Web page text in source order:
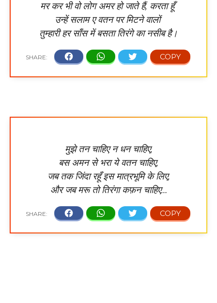
मर कर भी वो लोग अमर हो जाते हैं, करता हूँ
उन्हें सलाम ए वतन पर मिटने वालों
तुम्हारी हर साँस में बसता तिरंगे का नसीब है।
मुझे तन चाहिए न धन चाहिए,
बस अमन से भरा ये वतन चाहिए,
जब तक जिंदा रहूँ इस मात्रभूमि के लिए,
और जब मरू तो तिरंगा कफ़न चाहिए…